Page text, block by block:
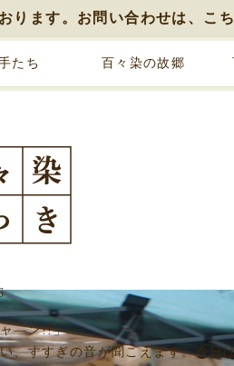
ります。お問い合わせは、こ
たち 百々染の故郷
ャ―ン!!」
、すすぎの音が聞こえます。今日